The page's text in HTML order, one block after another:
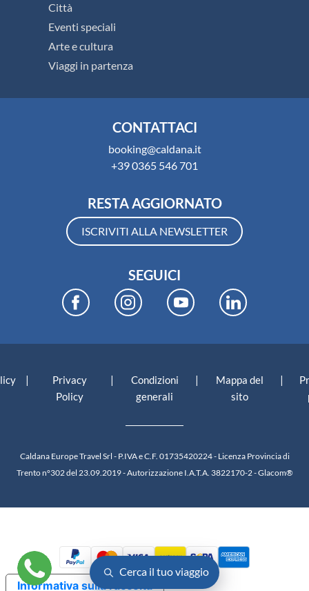
Cerca il tuo viaggio
Città
Eventi speciali
Arte e cultura
Viaggi in partenza
CONTATTACI
booking@caldana.it
+39 0365 546 701
RESTA AGGIORNATO
ISCRIVITI ALLA NEWSLETTER
SEGUICI
|
Privacy
Policy
|
Condizioni
generali
|
Mappa del
sito
|
Caldana Europe Travel Srl - P.IVA e C.F. 01735420224 - Licenza Provincia di
Trento n°302 del 23.09.2019 - Autorizzazione I.A.T.A. 3822170-2 -Glacom®
Informativa sulla raccolta